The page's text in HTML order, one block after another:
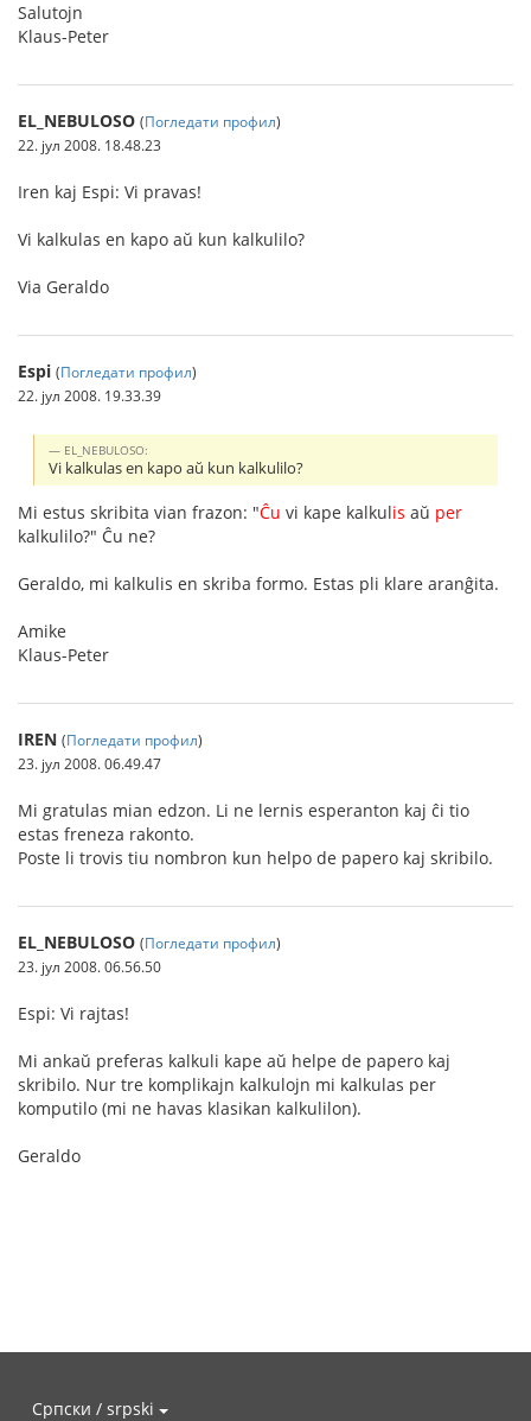
Salutojn
Klaus-Peter
EL_NEBULOSO (Погледати профил)
22. јул 2008. 18.48.23
Iren kaj Espi: Vi pravas!
Vi kalkulas en kapo aŭ kun kalkulilo?
Via Geraldo
Espi (Погледати профил)
22. јул 2008. 19.33.39
EL_NEBULOSO:
Vi kalkulas en kapo aŭ kun kalkulilo?
Mi estus skribita vian frazon: "Ĉu vi kape kalkulis aŭ per
kalkulilo?" Ĉu ne?
Geraldo, mi kalkulis en skriba formo. Estas pli klare aranĝita.
Amike
Klaus-Peter
IREN (Погледати профил)
23. јул 2008. 06.49.47
Mi gratulas mian edzon. Li ne lernis esperanton kaj ĉi tio
estas freneza rakonto.
Poste li trovis tiu nombron kun helpo de papero kaj skribilo.
EL_NEBULOSO (Погледати профил)
23. јул 2008. 06.56.50
Espi: Vi rajtas!
Mi ankaŭ preferas kalkuli kape aŭ helpe de papero kaj
skribilo. Nur tre komplikajn kalkulojn mi kalkulas per
komputilo (mi ne havas klasikan kalkulilon).
Geraldo
Српски / srpski